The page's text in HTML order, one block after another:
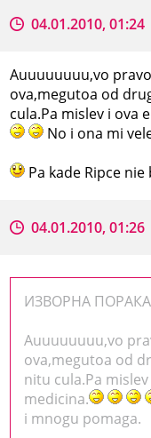
04.01.2010, 01:24
Auuuuuuuu,vo
ova,megutoa od
cula.Pa mislev i ova
No i ona mi
Pa kade Ripce nie
04.01.2010, 01:26
ИЗВОРНА ПОРАКА:
Auuuuuuuu,vo
ova,megutoa od
nitu cula.Pa
medicina.
i mnogu pomaga.